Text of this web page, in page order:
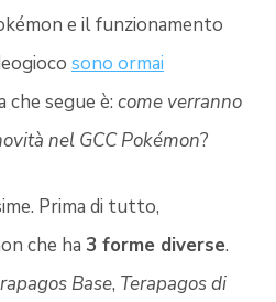
e il funzionamento
sono ormai
che segue è: come verranno
nel GCC Pokémon?
Prima di tutto,
che ha 3 forme diverse.
Base, Terapagos di